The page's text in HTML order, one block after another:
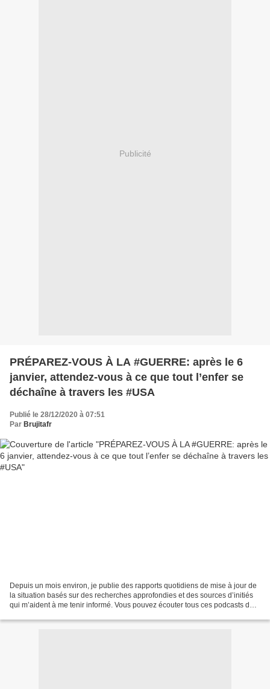
Publicité
PRÉPAREZ-VOUS À LA #GUERRE: après le 6
janvier, attendez-vous à ce que tout l’enfer se
déchaîne à travers les #USA
Publié le 28/12/2020 à 07:51
Par Brujitafr
Depuis un mois environ, je publie des rapports quotidiens de mise à jour de
la situation basés sur des recherches approfondies et des sources d’initiés
qui m’aident à me tenir informé. Vous pouvez écouter tous ces podcasts de